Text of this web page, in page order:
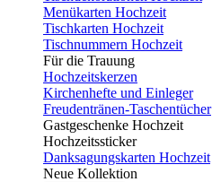
Menükarten Hochzeit
Tischkarten Hochzeit
Tischnummern Hochzeit
Für die Trauung
Hochzeitskerzen
Kirchenhefte und Einleger
Freudentränen-Taschentücher
Gastgeschenke Hochzeit
Hochzeitssticker
Danksagungskarten Hochzeit
Neue Kollektion